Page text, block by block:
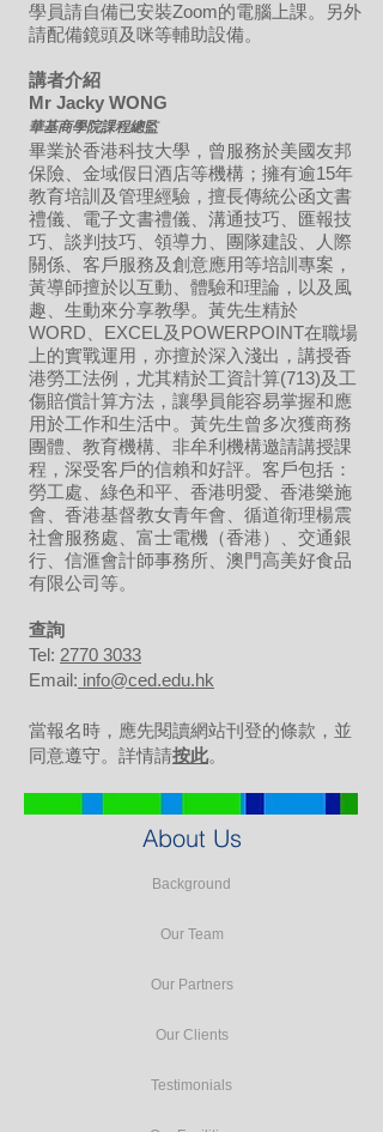
學員請自備已安裝Zoom的電腦上課。另外
請配備鏡頭及咪等輔助設備。
講者介紹
Mr Jacky WONG
華基商學院課程總監
畢業於香港科技大學，曾服務於美國友邦
保險、金域假日酒店等機構；擁有逾15年
教育培訓及管理經驗，擅長傳統公函文書
禮儀、電子文書禮儀、溝通技巧、匯報技
巧、談判技巧、領導力、團隊建設、人際
關係、客戶服務及創意應用等培訓專案，
黃導師擅於以互動、體驗和理論，以及風
趣、生動來分享教學。黃先生精於
WORD、EXCEL及POWERPOINT在職場
上的實戰運用，亦擅於深入淺出，講授香
港勞工法例，尤其精於工資計算(713)及工
傷賠償計算方法，讓學員能容易掌握和應
用於工作和生活中。黃先生曾多次獲商務
團體、教育機構、非牟利機構邀請講授課
程，深受客戶的信賴和好評。客戶包括：
勞工處、綠色和平、香港明愛、香港樂施
會、香港基督教女青年會、循道衛理楊震
社會服務處、富士電機（香港）、交通銀
行、信滙會計師事務所、澳門高美好食品
有限公司等。
​查詢
Tel: 2770 3033
Email: info@ced.edu.hk
當報名時，應先閱讀網站刊登的條款，並
同意遵守。詳情請按此。
About Us
Background
Our Team
Our Partners
Our Clients
Testimonials